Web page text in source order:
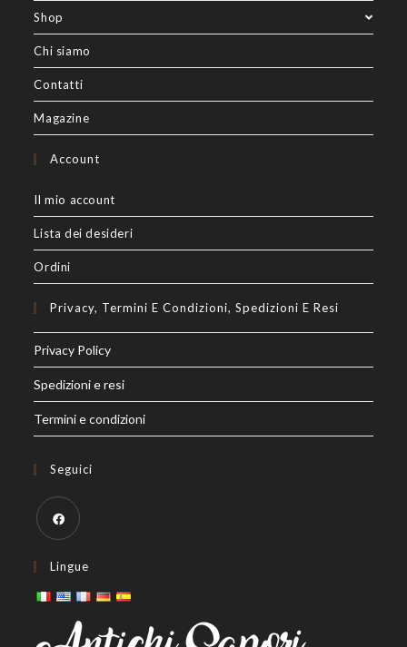
Shop
Chi siamo
Contatti
Magazine
Account
Il mio account
Lista dei desideri
Ordini
Privacy, Termini E Condizioni, Spedizioni E Resi
Privacy Policy
Spedizioni e resi
Termini e condizioni
Seguici
Lingue